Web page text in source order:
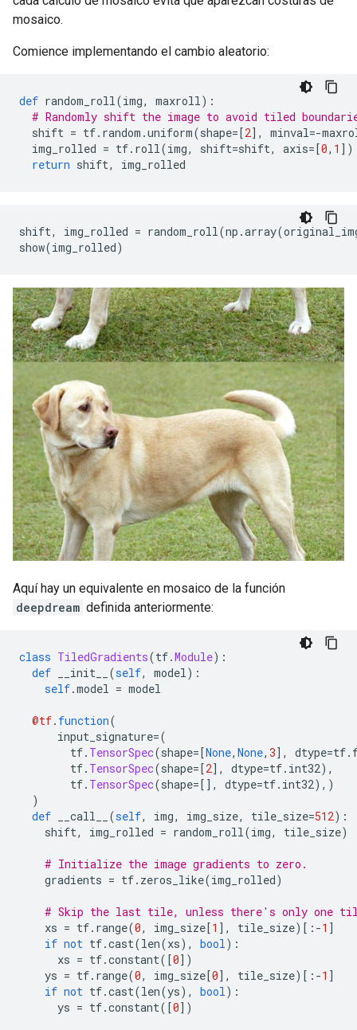
mosaico.
Comience implementando el cambio aleatorio:
def random_roll(img, maxroll):
# Randomly shift the image to avoid tiled
shift = tf. random .uniform(shape=[2], minval=-
img_rolled = tf. roll(img, shift=shift, axis=[0, 1 ])
return shift, img_rolled
shift, img_rolled = random_roll(np .array(
show(img_rolled)
Aquí hay un equivalente en mosaico de la función
deepdream definida anteriormente:
class TiledGradients(tf.Module):
def __init__ (self, model):
self.model = model
@tf. function(
input_signature=(
tf. TensorSpec(shape=[None, None, 3], dtype=tf.
tf. TensorSpec(shape=[2], dtype=tf. int32),
tf. TensorSpec(shape=[], dtype=tf. int32),)
)
def __call__ (self, img, img_size, tile_size=512):
shift, img_rolled = random_roll(img, tile_size)
# Initialize the image gradients to zero.
gradients = tf. zeros_like(img_rolled)
# Skip the last tile, unless there's only one
xs = tf. range(0, img_size[1 ], tile_size)[:-1 ]
if not tf.cast(len(xs), bool):
xs = tf.constant([0])
ys = tf. range(0, img_size[0], tile_size)[:-1 ]
if not tf.cast(len(ys), bool):
ys = tf.constant([0])